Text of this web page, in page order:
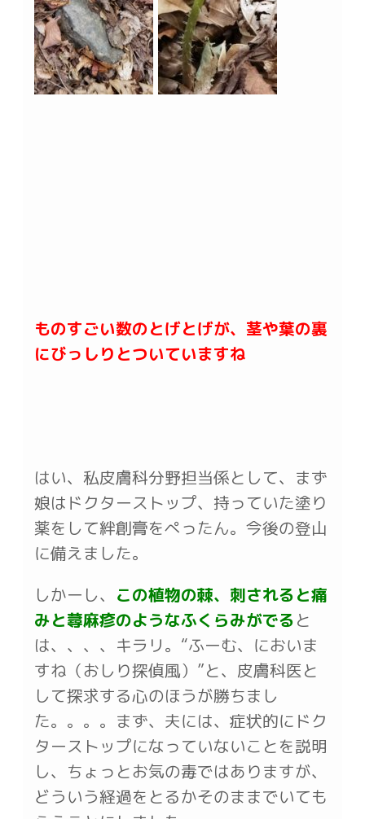
ものすごい数のとげとげが、茎や葉の裏
にびっしりとついていますね
はい、私皮膚科分野担当係として、まず
娘はドクターストップ、持っていた塗り
薬をして絆創膏をぺったん。今後の登山
に備えました。
しかーし、 この植物の棘、刺されると痛
みと蕁麻疹のようなふくらみがでると
は、、、、キラリ。“ふーむ、においま
すね（おしり探偵風）”と、皮膚科医と
して探求する心のほうが勝ちまし
た。。。。まず、夫には、症状的にドク
ターストップになっていないことを説明
し、ちょっとお気の毒ではありますが、
どういう経過をとるかそのままでいても